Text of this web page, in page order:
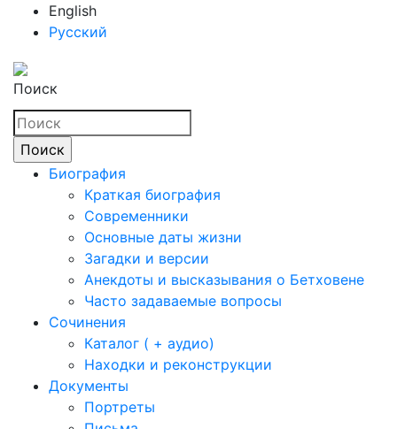
English
Русский
Поиск
Биография
Краткая биография
Современники
Основные даты жизни
Загадки и версии
Анекдоты и высказывания о Бетховене
Часто задаваемые вопросы
Сочинения
Каталог ( + аудио)
Находки и реконструкции
Документы
Портреты